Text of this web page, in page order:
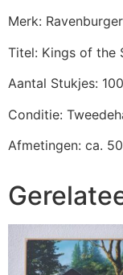
Merk: Ravenburger
Titel: Kings of the
Aantal Stukjes:
Conditie:
Afmetingen: ca.